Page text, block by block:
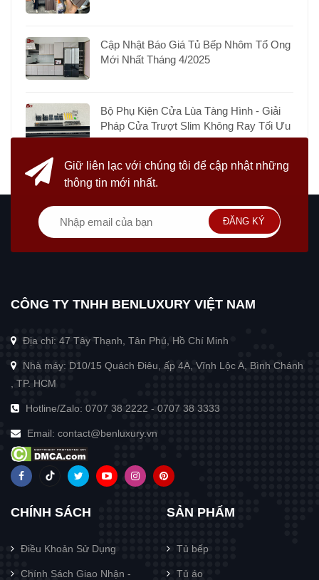
Cập Nhật Báo Giá Tủ Bếp Nhôm Tổ Ong
Mới Nhất Tháng 4/2025
Bộ Phụ Kiện Cửa Lùa Tàng Hình - Giải
Pháp Cửa Trượt Slim Không Ray Tối Ưu
Giữ liên lạc với chúng tôi để cập nhật những
thông tin mới nhất.
ĐĂNG KÝ
CÔNG TY TNHH BENLUXURY VIỆT NAM
Địa chỉ: 47 Tây Thạnh, Tân Phú, Hồ Chí Minh
Nhà máy: D10/15 Quách Điêu, ấp 4A, Vĩnh Lộc A, Bình Chánh
, TP. HCM
Hotline/Zalo: 0707 38 2222 - 0707 38 3333
Email: contact@benluxury.vn
CHÍNH SÁCH
Điều Khoản Sử Dụng
Chính Sách Giao Nhận -
SẢN PHẨM
Tủ bếp
Tủ áo